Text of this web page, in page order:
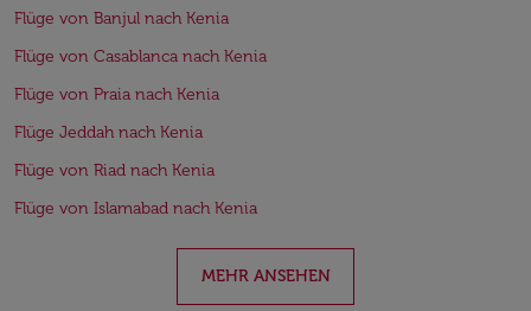
Flüge von Banjul nach Kenia
Flüge von Casablanca nach Kenia
Flüge von Praia nach Kenia
Flüge Jeddah nach Kenia
Flüge von Riad nach Kenia
Flüge von Islamabad nach Kenia
MEHR ANSEHEN